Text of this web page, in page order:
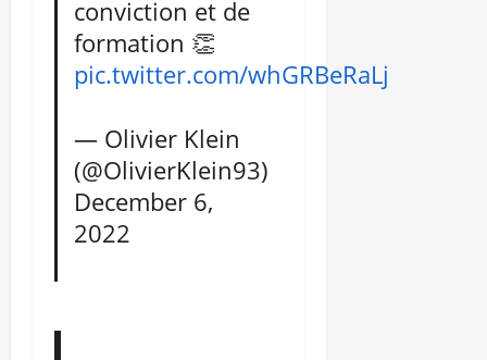
conviction et de
formation 👏
pic.twitter.com/whGRBeRaLj
— Olivier Klein
(@OlivierKlein93)
December 6,
2022